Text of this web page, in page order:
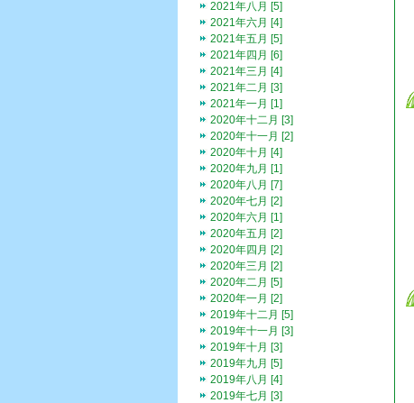
2021年八月 [5]
2021年六月 [4]
2021年五月 [5]
2021年四月 [6]
2021年三月 [4]
2021年二月 [3]
2021年一月 [1]
2020年十二月 [3]
2020年十一月 [2]
2020年十月 [4]
2020年九月 [1]
2020年八月 [7]
2020年七月 [2]
2020年六月 [1]
2020年五月 [2]
2020年四月 [2]
2020年三月 [2]
2020年二月 [5]
2020年一月 [2]
2019年十二月 [5]
2019年十一月 [3]
2019年十月 [3]
2019年九月 [5]
2019年八月 [4]
2019年七月 [3]